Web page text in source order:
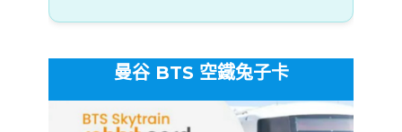
曼谷 BTS 空鐵兔子卡